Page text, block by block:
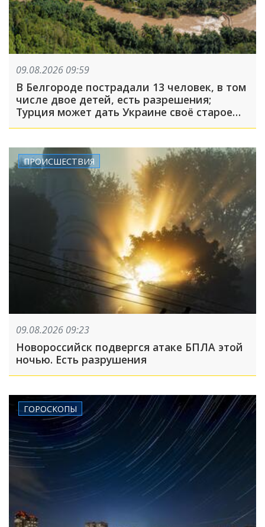
09.08.2026 09:59
В Белгороде пострадали 13 человек, в том
числе двое детей, есть разрешения;
Турция может дать Украине своё старое
ПРОИСШЕСТВИЯ
09.08.2026 09:23
Новороссийск подвергся атаке БПЛА этой
ночью. Есть разрушения
ГОРОСКОПЫ